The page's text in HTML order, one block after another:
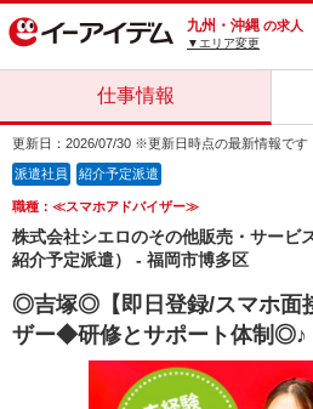
九州・沖縄 の求人
▼エリア変更
仕事情報
更新日：2026/07/30 ※更新日時点の最新情報です
派遣社員 紹介予定派遣
職種：≪スマホアドバイザー≫
株式会社シエロのその他販売・サービ
紹介予定派遣） - 福岡市博多区
◎吉塚◎【即日登録/スマホ面
ザー◆研修とサポート体制◎♪